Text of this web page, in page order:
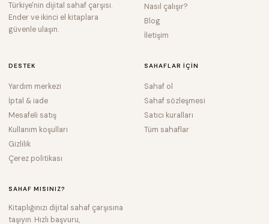
Türkiye'nin dijital sahaf çarşısı.
Ender ve ikinci el kitaplara
güvenle ulaşın.
Nasıl çalışır?
Blog
İletişim
DESTEK
Yardım merkezi
İptal & iade
Mesafeli satış
Kullanım koşulları
Gizlilik
Çerez politikası
SAHAFLAR IÇIN
Sahaf ol
Sahaf sözleşmesi
Satıcı kuralları
Tüm sahaflar
SAHAF MISINIZ?
Kitaplığınızı dijital sahaf çarşısına
taşıyın. Hızlı başvuru,